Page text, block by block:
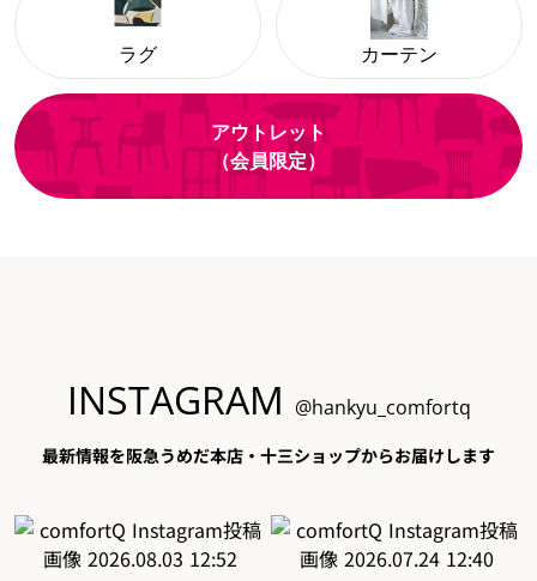
ラグ カーテン
アウトレット
（会員限定）
INSTAGRAM @hankyu_comfortq
最新情報を阪急うめだ本店・十三ショップからお届けします